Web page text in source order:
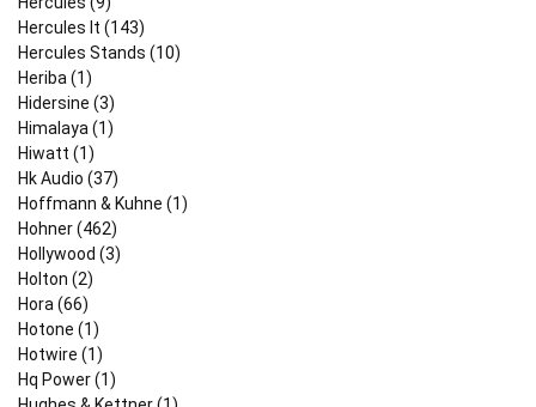
Hercules It (143)
Hercules Stands (10)
Heriba (1)
Hidersine (3)
Himalaya (1)
Hiwatt (1)
Hk Audio (37)
Hoffmann & Kuhne (1)
Hohner (462)
Hollywood (3)
Holton (2)
Hora (66)
Hotone (1)
Hotwire (1)
Hq Power (1)